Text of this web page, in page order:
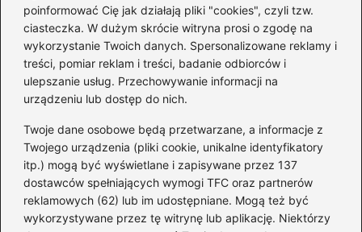
poinformować Cię jak działają pliki "cookies", czyli tzw.
ciasteczka. W dużym skrócie witryna prosi o zgodę na
wykorzystanie Twoich danych. Spersonalizowane reklamy i
treści, pomiar reklam i treści, badanie odbiorców i
ulepszanie usług. Przechowywanie informacji na
urządzeniu lub dostęp do nich.
Twoje dane osobowe będą przetwarzane, a informacje z
Twojego urządzenia (pliki cookie, unikalne identyfikatory
itp.) mogą być wyświetlane i zapisywane przez 137
dostawców spełniających wymogi TFC oraz partnerów
reklamowych (62) lub im udostępniane. Mogą też być
wykorzystywane przez tę witrynę lub aplikację. Niektórzy
Magiczne kulisy życia
autora książki o Kubusiu
Puchatku
Odkryj inne książki autora
„Jaś i Małgosia”, które
musisz przeczytać